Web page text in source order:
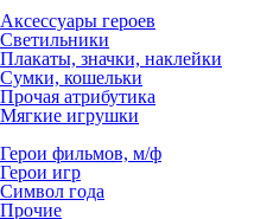
Аксессуары героев
Светильники
Плакаты, значки, наклейки
Сумки, кошельки
Прочая атрибутика
Мягкие игрушки
Герои фильмов, м/ф
Герои игр
Символ года
Прочие